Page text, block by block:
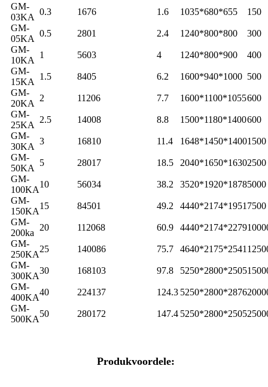
GM-
03KA
0.3 1676 1.6 1035*680*655
150
GM-
05KA
0.5 2801 2.4 1240*800*800
300
GM-
10KA
1 5603 4 1240*800*900
400
GM-
15KA
1.5 8405 6.2 1600*940*1000 500
GM-
20KA
2 11206 7.7 1600*1100*1055600
GM-
25KA
2.5 14008 8.8 1500*1180*1400600
GM-
30KA
3 16810 11.4 1648*1450*14001500
GM-
50KA
5 28017 18.5 2040*1650*16302500
GM-
100KA
10 56034 38.2 3520*1920*18785000
GM-
150KA
15 84501 49.2 4440*2174*1951 7500
GM-
200ka
20 112068 60.9 4440*2174*2279
GM-
250KA
25 140086 75.7 4640*2175*2541
GM-
300KA
30 168103 97.8 5250*2800*2505
GM-
400KA
40 224137 124.3 5250*2800*2876
GM-
500KA
50 280172 147.4 5250*2800*2505
Produkvoordele: